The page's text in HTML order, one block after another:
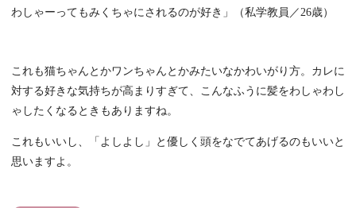
わしゃーってもみくちゃにされるのが好き」（私学教員／26歳）
これも猫ちゃんとかワンちゃんとかみたいなかわいがり方。カレに
対する好きな気持ちが高まりすぎて、こんなふうに髪をわしゃわし
ゃしたくなるときもありますね。
これもいいし、「よしよし」と優しく頭をなでてあげるのもいいと
思いますよ。